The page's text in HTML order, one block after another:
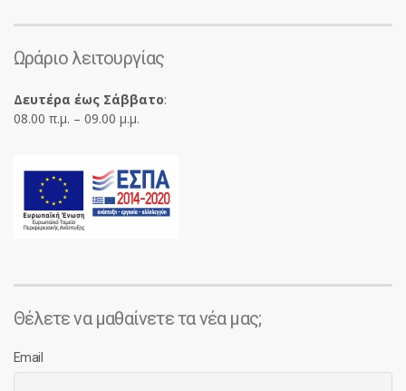
Ωράριο λειτουργίας
Δευτέρα έως Σάββατο:
08.00 π.μ. – 09.00 μ.μ.
Θέλετε να μαθαίνετε τα νέα μας;
Email